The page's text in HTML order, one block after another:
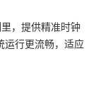
，提供精准时钟
运行更流畅，适应